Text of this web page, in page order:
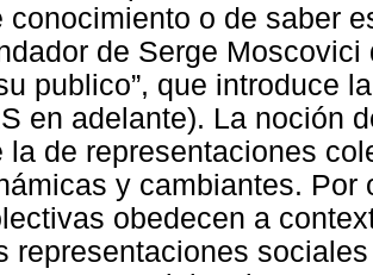
conocimiento o de saber
de Serge
publico”, que introduce
en adelante). La noción
la de representaciones
y cambiantes. Por
obedecen a
representaciones